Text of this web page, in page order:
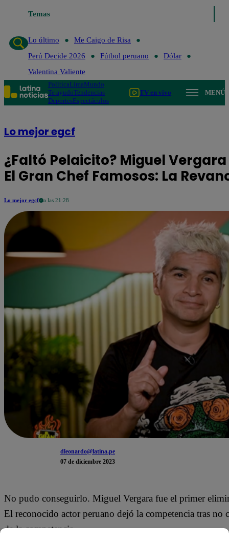
Temas
Lo último
Me Caigo de Risa
Perú Decide 2026
Fútbol peruano
Dólar
Valentina Valiente
PolíticaLimaMundo
Te ayudoTendencias
DeportesEspectáculos
TV en vivo MENÚ
Lo mejor egcf
¿Faltó Pelaicito? Miguel
El Gran Chef Famosos: La
Lo mejor egcf a las 21:28
dleonardo@latina.pe
07 de diciembre 2023
No pudo conseguirlo. Miguel Vergara fue el primer
El reconocido actor peruano dejó la competencia tras
de la competencia.